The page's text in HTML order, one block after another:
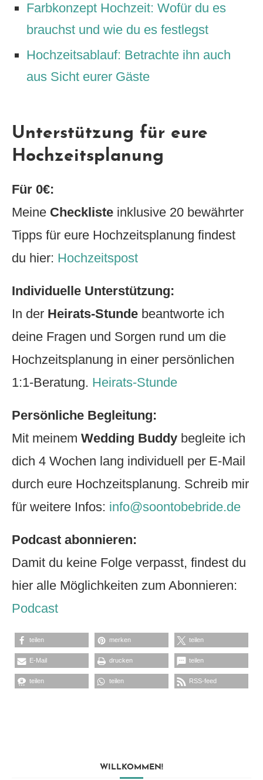
Farbkonzept Hochzeit: Wofür du es
brauchst und wie du es festlegst
Hochzeitsablauf: Betrachte ihn auch
aus Sicht eurer Gäste
Unterstützung für eure
Hochzeitsplanung
Für 0€:
Meine Checkliste inklusive 20 bewährter
Tipps für eure Hochzeitsplanung findest
du hier: Hochzeitspost
Individuelle Unterstützung:
In der Heirats-Stunde beantworte ich
deine Fragen und Sorgen rund um die
Hochzeitsplanung in einer persönlichen
1:1-Beratung. Heirats-Stunde
Persönliche Begleitung:
Mit meinem Wedding Buddy begleite ich
dich 4 Wochen lang individuell per E-Mail
durch eure Hochzeitsplanung. Schreib mir
für weitere Infos: info@soontobebride.de
Podcast abonnieren:
Damit du keine Folge verpasst, findest du
hier alle Möglichkeiten zum Abonnieren:
Podcast
teilen merken teilen
E-Mail drucken teilen
teilen teilen RSS-feed
WILLKOMMEN!